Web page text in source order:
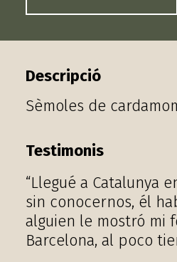
Descripció
Sèmoles de
Testimonis
“Llegué a Catalunya
sin conocernos, él
alguien le mostró mi
Barcelona, al poco